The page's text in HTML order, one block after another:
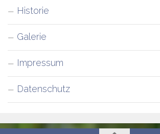
Historie
Galerie
Impressum
Datenschutz